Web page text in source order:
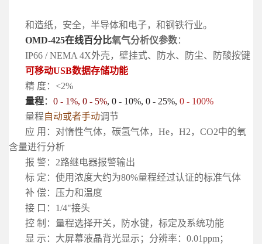
和造纸，安全，半导体和电子，和钢铁行业。
OMD-425在线百分比氧气分析仪参数：
IP66 / NEMA 4X外壳，壁挂式、防水、防尘、防酸按键
可移动USB数据存储功能
精 度：<2%
量程： 0 - 1%, 0 - 5%, 0 - 10%, 0 - 25%, 0 - 100%
量程自动或者手动调节
应 用：对惰性气体，碳氢气体，He，H2，CO2中的氧
含量进行分析
报 警：2路继电器报警输出
标 定：使用浓度大约为80%量程经过认证的标准气体
补 偿：压力和温度
接 口：1/4"接头
控 制：量程选择开关，防水键，标定及系统功能
显 示：大屏幕液晶背光显示；分辨率：0.01ppm；